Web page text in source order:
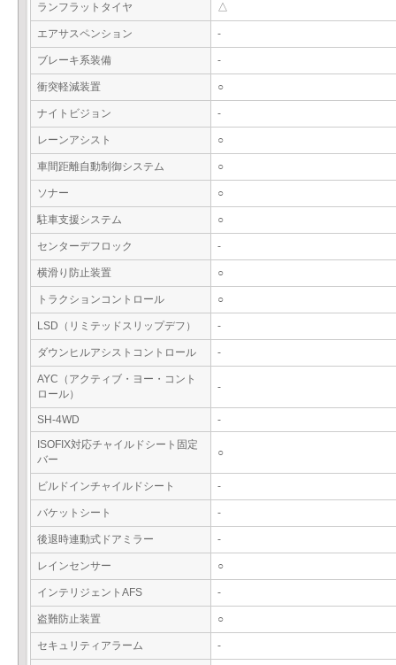
ランフラットタイヤ △
エアサスペンション -
ブレーキ系装備 -
衝突軽減装置 ○
ナイトビジョン -
レーンアシスト ○
車間距離自動制御システム ○
ソナー ○
駐車支援システム ○
センターデフロック -
横滑り防止装置 ○
トラクションコントロール ○
LSD（リミテッドスリップデフ） -
ダウンヒルアシストコントロール -
AYC（アクティブ・ヨー・コント
ロール）
-
SH-4WD
-
ISOFIX対応チャイルドシート固定
バー
○
ビルドインチャイルドシート -
バケットシート -
後退時連動式ドアミラー -
レインセンサー ○
インテリジェントAFS -
盗難防止装置 ○
セキュリティアラーム -